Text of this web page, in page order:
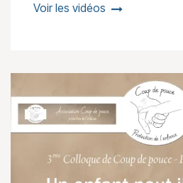
Voir les vidéos